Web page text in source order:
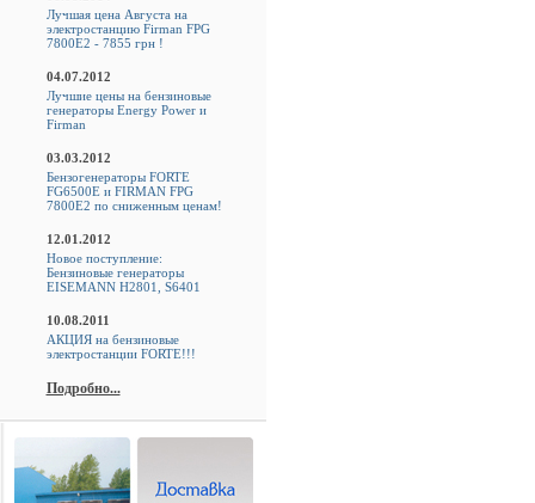
Лучшая цена Августа на
электростанцию Firman FPG
7800E2 - 7855 грн !
04.07.2012
Лучшие цены на бензиновые
генераторы Energy Power и
Firman
03.03.2012
Бензогенераторы FORTE
FG6500E и FIRMAN FPG
7800E2 по сниженным ценам!
12.01.2012
Новое поступление:
Бензиновые генераторы
EISEMANN H2801, S6401
10.08.2011
АКЦИЯ на бензиновые
электростанции FORTE!!!
Подробно...